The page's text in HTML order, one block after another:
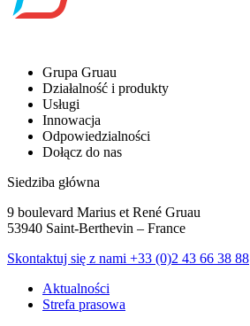
Grupa Gruau
Działalność i produkty
Usługi
Innowacja
Odpowiedzialności
Dołącz do nas
Siedziba główna
9 boulevard Marius et René Gruau
53940 Saint-Berthevin – France
Skontaktuj się z nami +33 (0)2 43 66 38 88
Aktualności
Strefa prasowa